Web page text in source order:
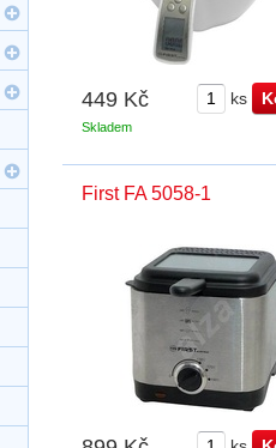
449 Kč ks
Skladem
First FA 5058-1